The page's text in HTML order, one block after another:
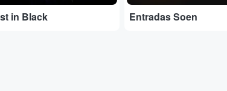
in Black Entradas Soen